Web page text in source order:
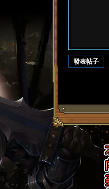
堂
發表帖子